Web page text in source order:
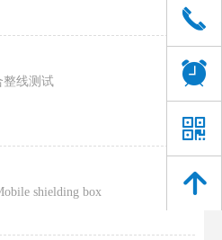
深圳市钱唐科技有限公司聚焦行
项测试体系，为智能设备提供
音频测试闭环方案。
整线测试
多天线的耦合在线测试线体。
能全自动测试，自动校准补偿，
程无需人员参与，有效降低人力
shielding box
끅
뀥
낃
녕